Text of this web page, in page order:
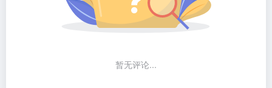
暂无评论...